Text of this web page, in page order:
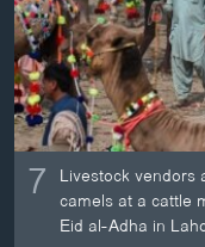
7 Livestock vendors
camels at a cattle
Eid al-Adha in